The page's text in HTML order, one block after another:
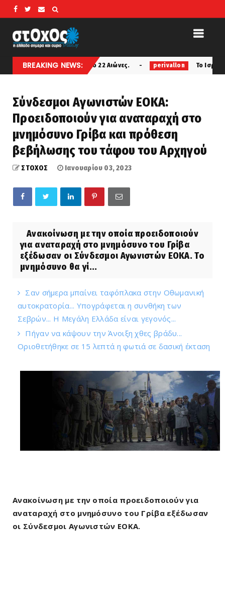
BREAKING NEWS:
Γης Πριν Από 22 Αιώνες. perivallon Το Ισραήλ ανησυχεί
Σύνδεσμοι Αγωνιστών ΕΟΚΑ:
Προειδοποιούν για αναταραχή στο
μνημόσυνο Γρίβα και πρόθεση
βεβήλωσης του τάφου του Αρχηγού
ΣΤΟΧΟΣ Ιανουαρίου 03, 2023
Ανακοίνωση με την οποία προειδοποιούν
για αναταραχή στο μνημόσυνο του Γρίβα
εξέδωσαν οι Σύνδεσμοι Αγωνιστών ΕΟΚΑ. Το
μνημόσυνο θα γί...
Σαν σήμερα μπαίνει ταφόπλακα στην Οθωμανική
αυτοκρατορία... Υπογράφεται η συνθήκη των
Σεβρών... Η Μεγάλη Ελλάδα είναι γεγονός...
Πήγαν να κάψουν την Άνοιξη χθες βράδυ...
Οριοθετήθηκε σε 15 λεπτά η φωτιά σε δασική έκταση
Ανακοίνωση με την οποία προειδοποιούν για
αναταραχή στο μνημόσυνο του Γρίβα εξέδωσαν
οι Σύνδεσμοι Αγωνιστών ΕΟΚΑ.